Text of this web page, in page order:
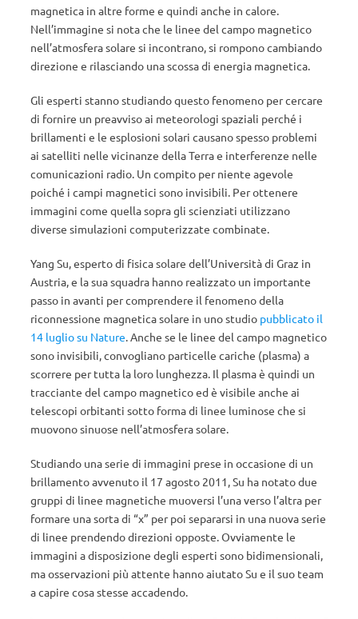
magnetica in altre forme e quindi anche in calore.
Nell’immagine si nota che le linee del campo magnetico
nell’atmosfera solare si incontrano, si rompono cambiando
direzione e rilasciando una scossa di energia magnetica.
Gli esperti stanno studiando questo fenomeno per cercare
di fornire un preavviso ai meteorologi spaziali perché i
brillamenti e le esplosioni solari causano spesso problemi
ai satelliti nelle vicinanze della Terra e interferenze nelle
comunicazioni radio. Un compito per niente agevole
poiché i campi magnetici sono invisibili. Per ottenere
immagini come quella sopra gli scienziati utilizzano
diverse simulazioni computerizzate combinate.
Yang Su, esperto di fisica solare dell’Università di Graz in
Austria, e la sua squadra hanno realizzato un importante
passo in avanti per comprendere il fenomeno della
riconnessione magnetica solare in uno studio pubblicato il
14 luglio su Nature. Anche se le linee del campo magnetico
sono invisibili, convogliano particelle cariche (plasma) a
scorrere per tutta la loro lunghezza. Il plasma è quindi un
tracciante del campo magnetico ed è visibile anche ai
telescopi orbitanti sotto forma di linee luminose che si
muovono sinuose nell’atmosfera solare.
Studiando una serie di immagini prese in occasione di un
brillamento avvenuto il 17 agosto 2011, Su ha notato due
gruppi di linee magnetiche muoversi l’una verso l’altra per
formare una sorta di “x” per poi separarsi in una nuova serie
di linee prendendo direzioni opposte. Ovviamente le
immagini a disposizione degli esperti sono bidimensionali,
ma osservazioni più attente hanno aiutato Su e il suo team
a capire cosa stesse accadendo.